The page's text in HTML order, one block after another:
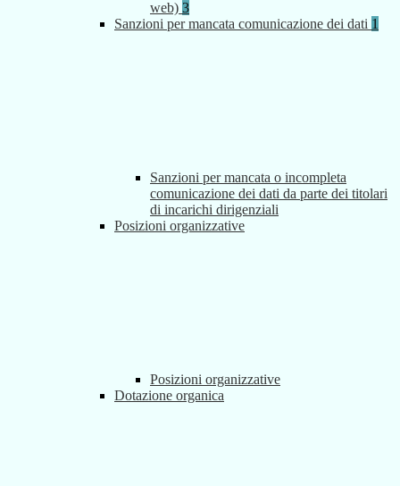
web) 3
Sanzioni per mancata comunicazione dei dati 1
Sanzioni per mancata o incompleta
comunicazione dei dati da parte dei titolari
di incarichi dirigenziali
Posizioni organizzative
Posizioni organizzative
Dotazione organica